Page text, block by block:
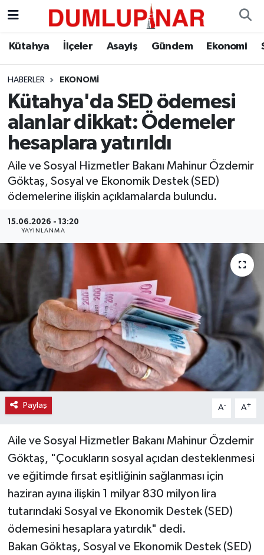
Kütahya İlçeler Asayiş Gündem Ekonomi
HABERLER EKONOMI
Kütahya'da SED ödemesi
alanlar dikkat: Ödemeler
hesaplara yatırıldı
Aile ve Sosyal Hizmetler Bakanı Mahinur Özdemir
Göktaş, Sosyal ve Ekonomik Destek (SED)
ödemelerine ilişkin açıklamalarda bulundu.
15.06.2026 - 13:20
YAYINLANMA
Paylaş A- A+
Aile ve Sosyal Hizmetler Bakanı Mahinur Özdemir
Göktaş, "Çocukların sosyal açıdan desteklenmesi
ve eğitimde fırsat eşitliğinin sağlanması için
haziran ayına ilişkin 1 milyar 830 milyon lira
tutarındaki Sosyal ve Ekonomik Destek (SED)
ödemesini hesaplara yatırdık" dedi.
Bakan Göktaş, Sosyal ve Ekonomik Destek (SED)
Asayiş
Diğer
Dünya
Ekonomi
Eleman
Emlak
Gündem
Haber
Haber İlanlar
Kültür-Sanat
Magazin
Resmi İlanlar
Sağlık
Seri İlan
Siyaset
Spor
Kütahya Hava Durumu
Kütahya Trafik Yoğunluk Haritası
Süper Lig Puan Durumu ve Fikstür
Tüm Manşetler
Son Dakika Haberleri
Haber Arşivi